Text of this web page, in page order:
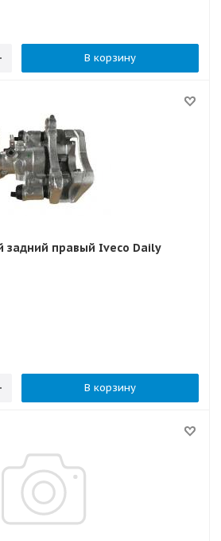
В корзину
задний правый Iveco Daily
В корзину